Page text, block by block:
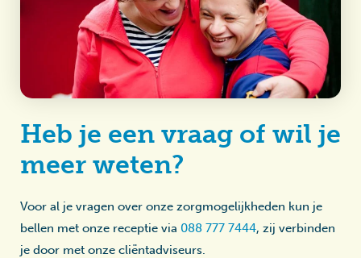
Heb je een vraag of wil je
meer weten?
Voor al je vragen over onze zorgmogelijkheden kun je
bellen met onze receptie via 088 777 7444, zij verbinden
je door met onze cliëntadviseurs.